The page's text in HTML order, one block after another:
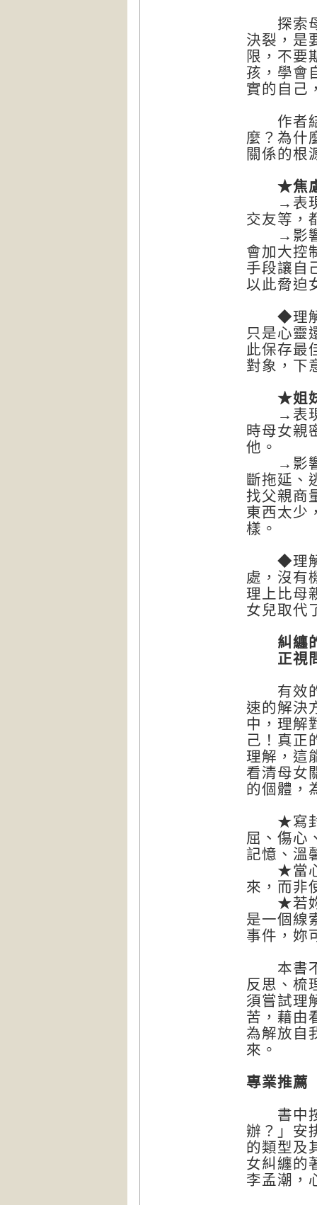
探索母
決裂，是
限，不要
孩，學會
實的自己
作者結
麼？為什
關係的根
★焦慮
→表現
交友等，
→影響
會加大控
手段讓自
以此脅迫
◆理解
只是心靈
此保存最
對象，下
★姐
→表現
時母女親
他。
→影響
斷拖延、
找父親商
東西太少
樣。
◆理解
處，沒有
理上比母
女兒取代
糾纏的
正視問
有效的
速的解決
中，理解
己！真正
理解，這
看清母女
的個體，
★寫封
屈、傷心
記憶、溫
★當心
來，而非
★若妳
是一個線
事件，妳
本書不
反思、梳
須嘗試理
苦，藉由
為解放自
來。
專業推薦
書中按
辦？」安
的類型及
女糾纏的
李孟潮，